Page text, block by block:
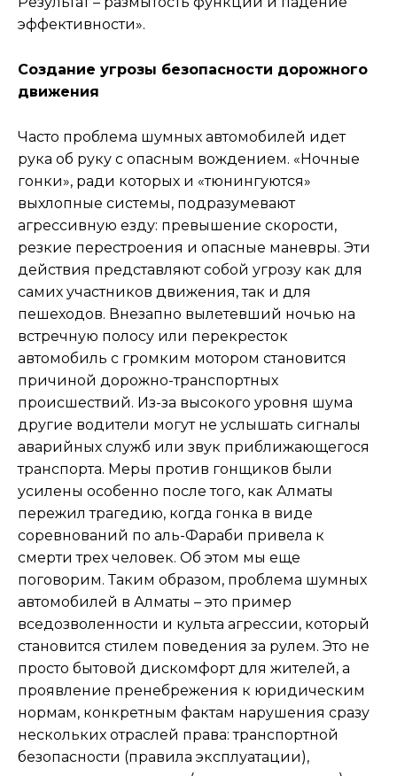
эффективности».
Создание угрозы безопасности дорожного
движения
Часто проблема шумных автомобилей идет
рука об руку с опасным вождением. «Ночные
гонки», ради которых и «тюнингуются»
выхлопные системы, подразумевают
агрессивную езду: превышение скорости,
резкие перестроения и опасные маневры. Эти
действия представляют собой угрозу как для
самих участников движения, так и для
пешеходов. Внезапно вылетевший ночью на
встречную полосу или перекресток
автомобиль с громким мотором становится
причиной дорожно-транспортных
происшествий. Из-за высокого уровня шума
другие водители могут не услышать сигналы
аварийных служб или звук приближающегося
транспорта. Меры против гонщиков были
усилены особенно после того, как Алматы
пережил трагедию, когда гонка в виде
соревнований по аль-Фараби привела к
смерти трех человек. Об этом мы еще
поговорим. Таким образом, проблема шумных
автомобилей в Алматы – это пример
вседозволенности и культа агрессии, который
становится стилем поведения за рулем. Это не
просто бытовой дискомфорт для жителей, а
проявление пренебрежения к юридическим
нормам, конкретным фактам нарушения сразу
нескольких отраслей права: транспортной
безопасности (правила эксплуатации),